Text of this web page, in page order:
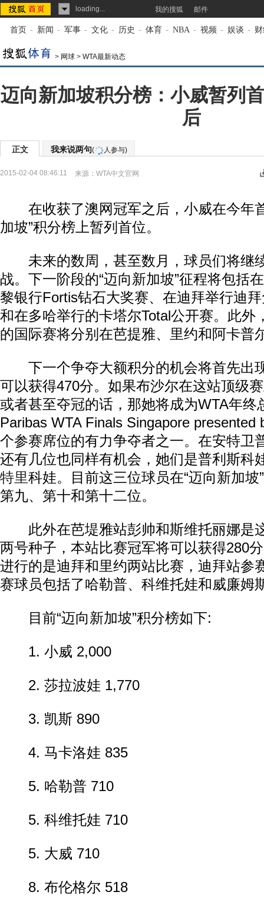
loading... 我的搜狐 邮件
首页 - 新闻 - 军事 - 文化 - 历史 - 体育 - NBA - 视频 - 娱谈 -
> 网球 > WTA最新动态
迈向新加坡积分榜：小威暂列
后
正文 我来说两句( 人参与)
2015-02-04 08:46:11 来源： WTA中文官网
在收获了澳网冠军之后，小威在今年
加坡”积分榜上暂列首位。
未来的数周，甚至数月，球员们将继
战。下一阶段的“迈向新加坡”征程将包括
黎银行Fortis钻石大奖赛、在迪拜举行迪
和在多哈举行的卡塔尔Total公开赛。此外
的国际赛将分别在芭提雅、里约和阿卡普
下一个争夺大额积分的机会将首先出
可以获得470分。如果布沙尔在这站顶级
或者甚至夺冠的话，那她将成为WTA年终
Paribas WTA Finals Singapore presented
个参赛席位的有力争夺者之一。在安特卫
还有几位也同样有机会，她们是普利斯科
特里科娃。目前这三位球员在“迈向新加坡
第九、第十和第十二位。
此外在芭堤雅站彭帅和斯维托丽娜是
两号种子，本站比赛冠军将可以获得280
进行的是迪拜和里约两站比赛，迪拜站参
赛球员包括了哈勒普、科维托娃和威廉姆
目前“迈向新加坡”积分榜如下:
1. 小威 2,000
2. 莎拉波娃 1,770
3. 凯斯 890
4. 马卡洛娃 835
5. 哈勒普 710
5. 科维托娃 710
5. 大威 710
8. 布伦格尔 518